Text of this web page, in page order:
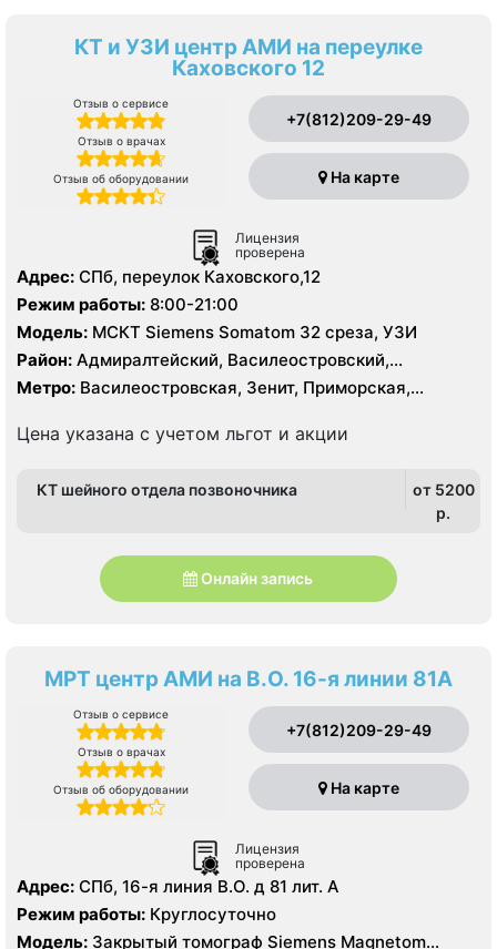
КТ и УЗИ центр АМИ на переулке
Каховского 12
Отзыв о сервисе
Отзыв о врачах
Отзыв об оборудовании
+7(812)209-29-49
На карте
Лицензия
проверена
Адрес: СПб, переулок Каховского,12
Режим работы: 8:00-21:00
Модель: МСКТ Siemens Somatom 32 среза, УЗИ
Район: Адмиралтейский, Василеостровский,
Петроградский
Метро: Василеостровская, Зенит, Приморская,
Цена указана с учетом льгот и акции
КТ шейного отдела позвоночника
от 5200
p.
Онлайн запись
МРТ центр АМИ на В.О. 16-я линии 81А
Отзыв о сервисе
Отзыв о врачах
Отзыв об оборудовании
+7(812)209-29-49
На карте
Лицензия
проверена
Адрес: СПб, 16-я линия В.О. д 81 лит. А
Режим работы: Круглосуточно
Модель: Закрытый томограф Siemens Magnetom